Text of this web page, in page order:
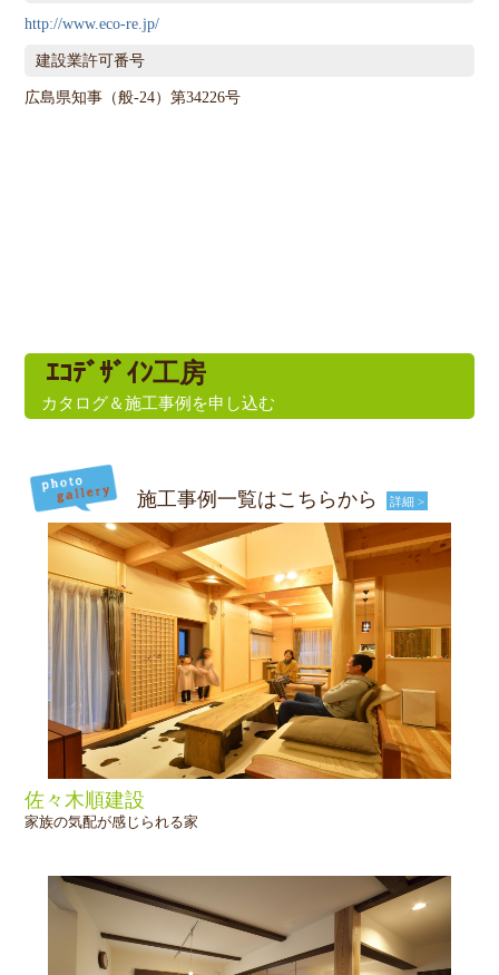
http://www.eco-re.jp/
建設業許可番号
広島県知事（般-24）第34226号
ｴｺﾃﾞｻﾞｲﾝ工房
カタログ＆施工事例を申し込む
施工事例一覧はこちらから 詳細 >
佐々木順建設
家族の気配が感じられる家